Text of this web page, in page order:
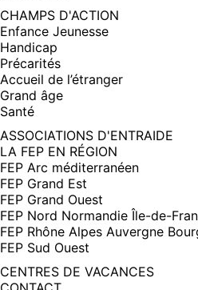
CHAMPS D'ACTION
Enfance Jeunesse
Handicap
Précarités
Accueil de l’étranger
Grand âge
Santé
ASSOCIATIONS D'ENTRAIDE
LA FEP EN RÉGION
FEP Arc méditerranéen
FEP Grand Est
FEP Grand Ouest
FEP Nord Normandie Île-de-
FEP Rhône Alpes Auvergne
FEP Sud Ouest
CENTRES DE VACANCES